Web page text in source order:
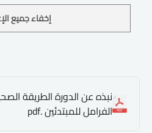
إخفاء جميع
نبذه عن الدورة الطريقة
الفرامل للمبتدئين .pdf